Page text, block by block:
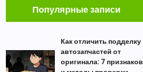
Популярные записи
Как отличить подделку
автозапчастей от
оригинала: 7 признаков